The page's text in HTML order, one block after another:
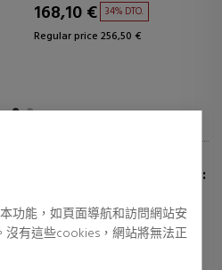
功能，如頁面導航和訪問網站安
沒有這些cookies，網站將無法正
168,10 € 34% DTO.
Regular price 256,50 €
THIS ITEM ALSO BOUGHT: